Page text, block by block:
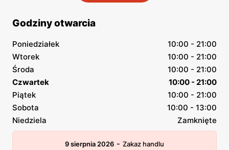
Godziny otwarcia
Poniedziałek
10:00 - 21:00
Wtorek
10:00 - 21:00
Środa
10:00 - 21:00
Czwartek
10:00 - 21:00
Piątek
10:00 - 21:00
Sobota
10:00 - 13:00
Niedziela
Zamknięte
9 sierpnia 2026 - Zakaz handlu